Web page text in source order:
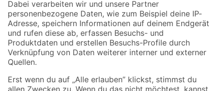
Zahlungsarten Versandarten
Sicher einkaufen